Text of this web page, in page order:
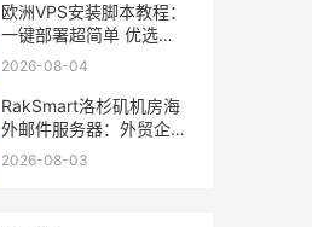
欧洲VPS安装脚本教程：
一键部署超简单 优选
RakSmart欧洲机房
2026-08-04
RakSmart洛杉矶机房海
外邮件服务器：外贸企业
跨境邮件收发优选
2026-08-03